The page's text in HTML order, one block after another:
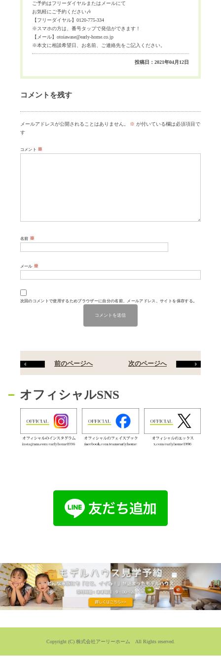
ご予約はフリーダイヤルまたはメールにて
お気軽にご予約ください🎶
【フリーダイヤル】0120-775-334
※スマホの方は、番号タップで発信ができます！
【メール】otoiawase@early-home.co.jp
※本文に相談希望日、お名前、ご連絡先をご記入ください。
投稿日：2021年04月12日
コメントを残す
メールアドレスが公開されることはありません。 ※ が付いている欄は必須項目で
す
コメント ※
名前 ※
メール ※
次回のコメントで使用するためブラウザーに自分の名前、メールアドレス、サイトを保存する。
次のページへ
前のページへ
オフィシャルSNS
Copyright (C) 株式会社アーリーホーム All Rights reserved.